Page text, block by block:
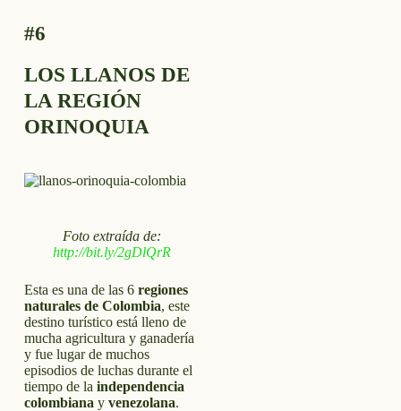
#6
LOS LLANOS DE
LA REGIÓN
ORINOQUIA
Foto extraída de:
http://bit.ly/2gDlQrR
Esta es una de las 6 regiones
naturales de Colombia, este
destino turístico está lleno de
mucha agricultura y ganadería
y fue lugar de muchos
episodios de luchas durante el
tiempo de la independencia
colombiana y venezolana.